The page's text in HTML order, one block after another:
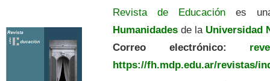
Revista de Educación es
Humanidades de la Universidad
Correo electrónico:
https://fh.mdp.edu.ar/revistas/